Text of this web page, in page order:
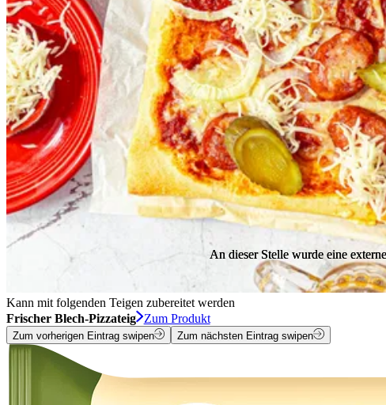
Kann mit folgenden Teigen zubereitet werden
Frischer Blech-Pizzateig
Zum Produkt
Zum vorherigen Eintrag swipen Zum nächsten Eintrag swipen
An dieser Stelle wurde eine
An dieser Stelle wurde eine